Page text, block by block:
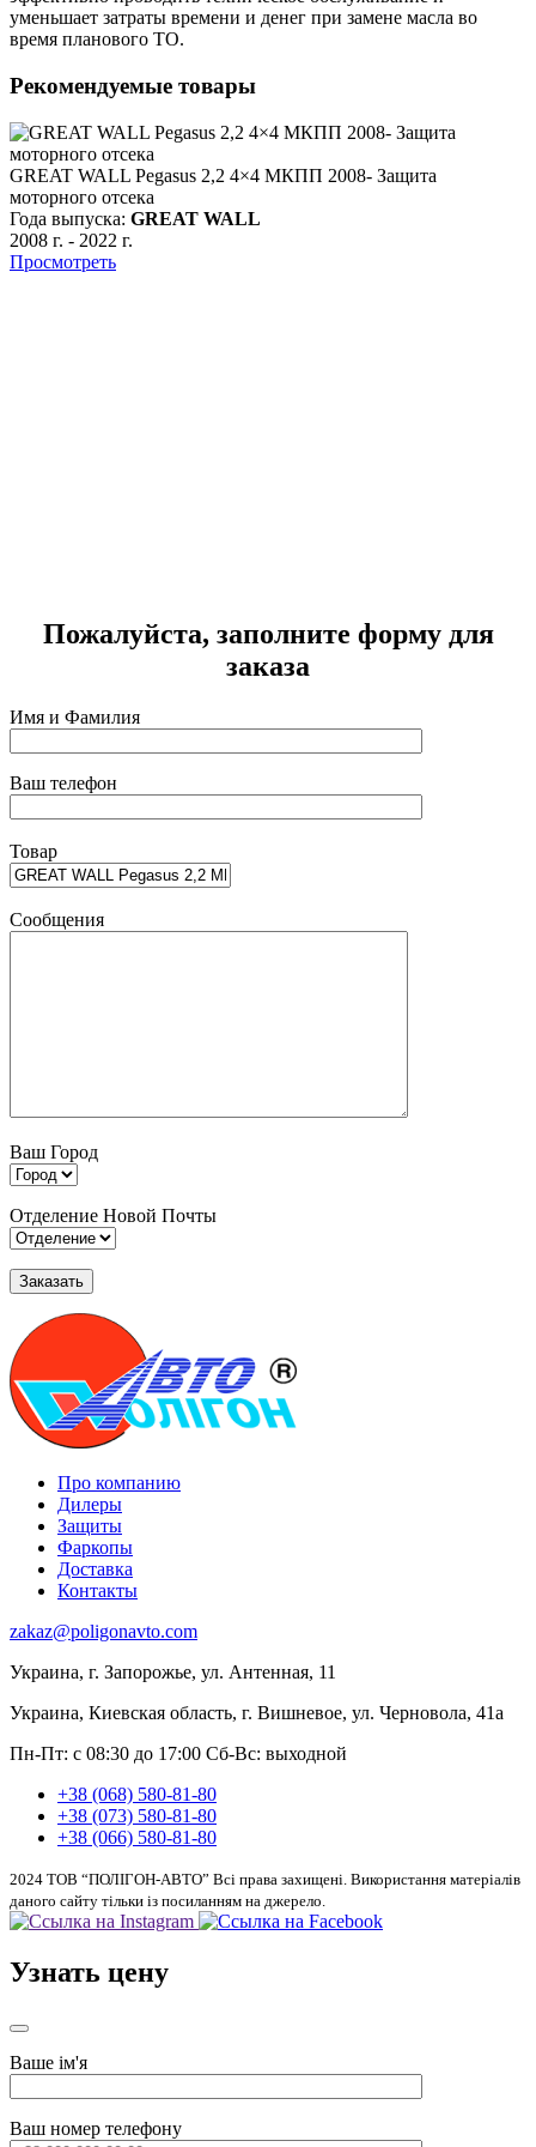
уменьшает затраты времени и денег при замене масла во
время планового ТО.
Рекомендуемые товары
GREAT WALL Pegasus 2,2 4×4 МКПП 2008- Защита
моторного отсека
Года выпуска: GREAT WALL
2008 г. - 2022 г.
Просмотреть
Пожалуйста, заполните форму для
заказа
Имя и Фамилия
Ваш телефон
Товар
Сообщения
Ваш Город
Отделение Новой Почты
Про компанию
Дилеры
Защиты
Фаркопы
Доставка
Контакты
zakaz@poligonavto.com
Украина, г. Запорожье, ул. Антенная, 11
Украина, Киевская область, г. Вишневое, ул. Черновола, 41а
Пн-Пт: с 08:30 до 17:00 Сб-Вс: выходной
+38 (068) 580-81-80
+38 (073) 580-81-80
+38 (066) 580-81-80
2024 ТОВ “ПОЛІГОН-АВТО” Всі права захищені. Використання матеріалів
даного сайту тільки із посиланням на джерело.
Узнать цену
Ваше ім'я
Ваш номер телефону